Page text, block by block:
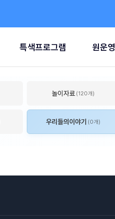
특색프로그램 원운영
놀이자료 (120개)
우리들의이야기 (0개)